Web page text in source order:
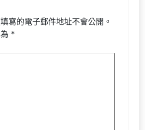
寫的電子郵件地址不會公開。
*